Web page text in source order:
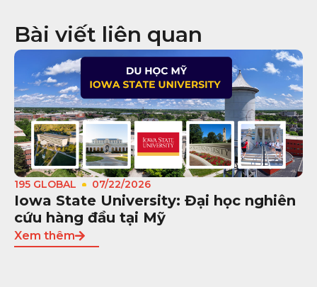
Bài viết liên quan
195 GLOBAL 07/22/2026
Iowa State University: Đại học nghiên
cứu hàng đầu tại Mỹ
Xem thêm